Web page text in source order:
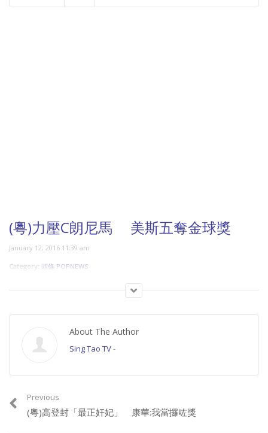
(粵)力壓C朗尼馬 美斯五奪金球獎
January 12, 2016 11:39 am
Category: 頭條 POPNEWS
About The Author
Sing Tao TV-
Previous
(粵)高登封「最正奸妃」 康華:我當攞咗獎